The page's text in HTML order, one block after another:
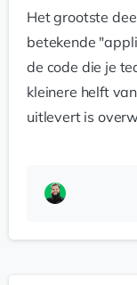
Het grootste
betekende
de code die je
kleinere helft
uitlevert is